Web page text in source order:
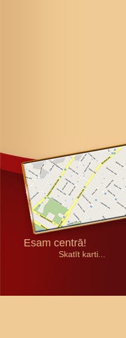
Esam centrā!
Skatīt karti...